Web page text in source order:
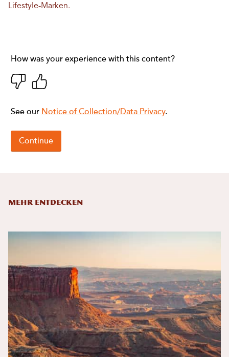
Lifestyle-Marken.
Mehr entdecken